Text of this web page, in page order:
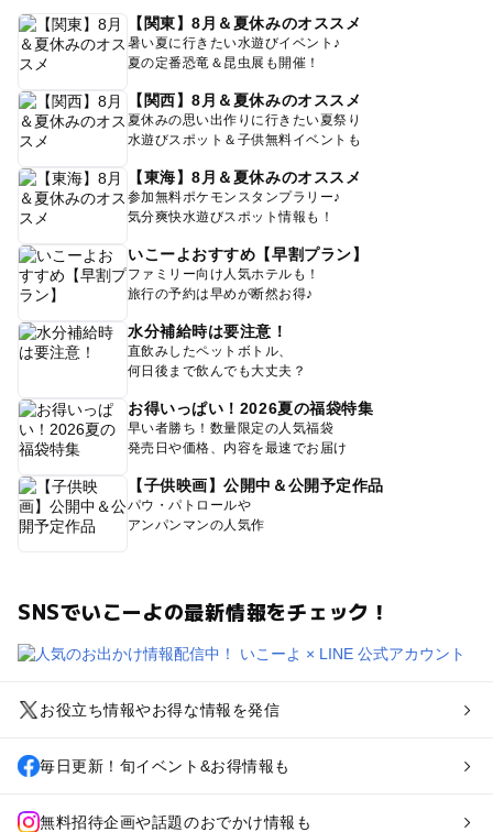
【関東】8月＆夏休みのオススメ
暑い夏に行きたい水遊びイベント♪
夏の定番恐竜＆昆虫展も開催！
【関西】8月＆夏休みのオススメ
夏休みの思い出作りに行きたい夏祭り
水遊びスポット＆子供無料イベントも
【東海】8月＆夏休みのオススメ
参加無料ポケモンスタンプラリー♪
気分爽快水遊びスポット情報も！
いこーよおすすめ【早割プラン】
ファミリー向け人気ホテルも！
旅行の予約は早めが断然お得♪
水分補給時は要注意！
直飲みしたペットボトル、
何日後まで飲んでも大丈夫？
お得いっぱい！2026夏の福袋特集
早い者勝ち！数量限定の人気福袋
発売日や価格、内容を最速でお届け
【子供映画】公開中＆公開予定作品
パウ・パトロールや
アンパンマンの人気作
SNSでいこーよの最新情報をチェック！
お役立ち情報やお得な情報を発信
毎日更新！旬イベント&お得情報も
無料招待企画や話題のおでかけ情報も